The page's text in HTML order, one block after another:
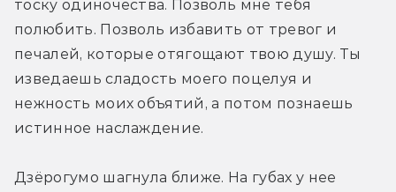
тоску одиночества. Позволь мне тебя
полюбить. Позволь избавить от тревог и
печалей, которые отягощают твою душу. Ты
изведаешь сладость моего поцелуя и
нежность моих объятий, а потом познаешь
истинное наслаждение.
Дзёрогумо шагнула ближе. На губах у нее